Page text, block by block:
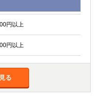
円以上
円以上
る